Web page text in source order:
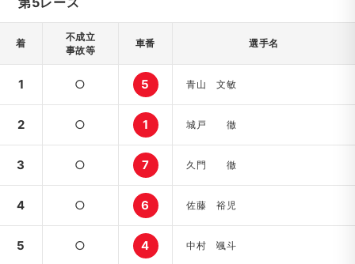
着
不成立
事故等
車番 選手名
1 ○ 5 青山 文敏
2 ○ 1 城戸 徹
3 ○ 7 久門 徹
4 ○ 6 佐藤 裕児
5 ○ 4 中村 颯斗